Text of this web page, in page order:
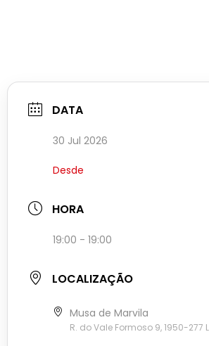
DATA
30 Jul 2026
Desde
HORA
19:00 - 19:00
LOCALIZAÇÃO
Musa de Marvila
R. do Vale Formoso 9, 1950-277